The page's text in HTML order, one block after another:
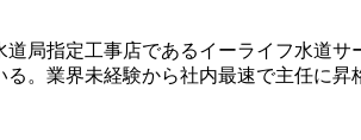
局指定工事店であるイーライフ水道
。業界未経験から社内最速で主任に